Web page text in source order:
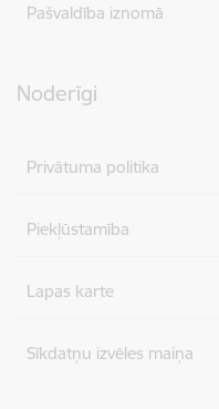
Pašvaldība iznomā
Noderīgi
Privātuma politika
Piekļūstamība
Lapas karte
Sīkdatņu izvēles maiņa